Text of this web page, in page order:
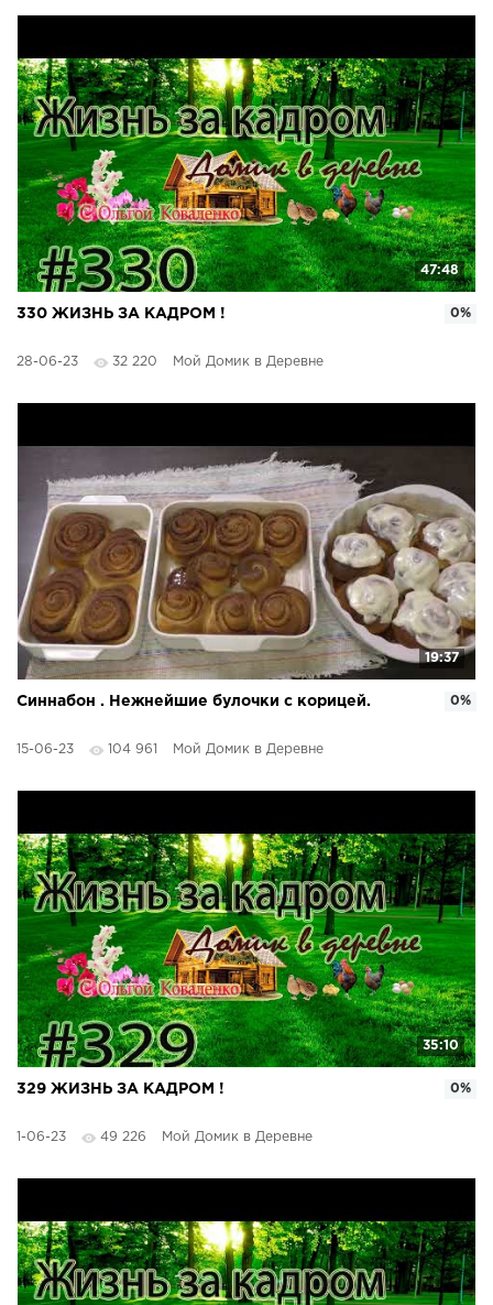
47:48
330 ЖИЗНЬ ЗА КАДРОМ !
28-06-23 32 220 Мой Домик в Деревне
0%
19:37
Синнабон . Нежнейшие булочки с корицей.
15-06-23 104 961 Мой Домик в Деревне
0%
35:10
329 ЖИЗНЬ ЗА КАДРОМ !
1-06-23 49 226 Мой Домик в Деревне
0%